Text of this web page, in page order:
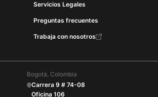
Servicios Legales
Preguntas frecuentes
Trabaja con nosotros
Bogotá, Colombia
Carrera 9 # 74-08
Oficina 106